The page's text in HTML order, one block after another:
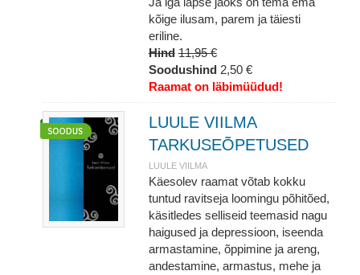
kõige ilusam, parem ja täiesti
eriline.
Hind 11,95 €
Soodushind 2,50 €
Raamat on läbimüüdud!
LUULE VIILMA
TARKUSEÕPETUSED
LUULE VIILMA
Käesolev raamat võtab kokku
tuntud ravitseja loomingu põhitõed,
käsitledes selliseid teemasid nagu
haigused ja depressioon, iseenda
armastamine, õppimine ja areng,
andestamine, armastus, mehe ja